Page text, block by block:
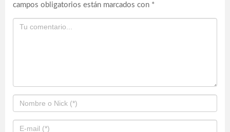
campos obligatorios están marcados con *